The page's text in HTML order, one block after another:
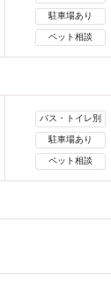
駐車場あり
ペット相談
バス・トイレ別
駐車場あり
ペット相談